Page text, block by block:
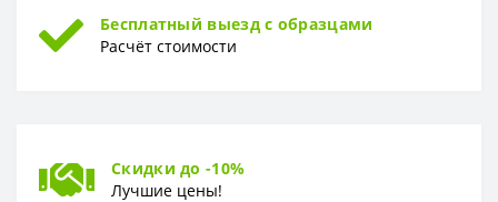
Бесплатный выезд с образцами
Расчёт стоимости
Скидки до -10%
Лучшие цены!